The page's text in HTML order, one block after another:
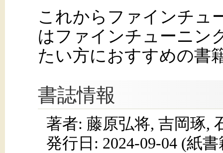
これからファインチュ
はファインチューニン
たい方におすすめの書
書誌情報
著者: 藤原弘将, 吉岡琢,
発行日: 2024-09-04(紙書